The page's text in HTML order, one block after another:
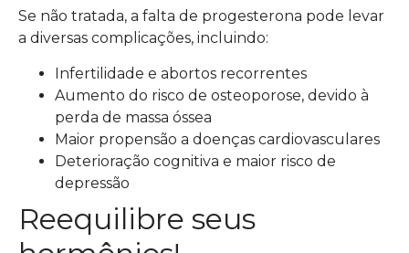
Se não tratada, a falta de progesterona pode levar
a diversas complicações, incluindo:
Infertilidade e abortos recorrentes
Aumento do risco de osteoporose, devido à
perda de massa óssea
Maior propensão a doenças cardiovasculares
Deterioração cognitiva e maior risco de
depressão
Reequilibre seus